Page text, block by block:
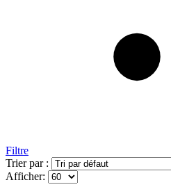
Filtre
Trier par :
Afficher: